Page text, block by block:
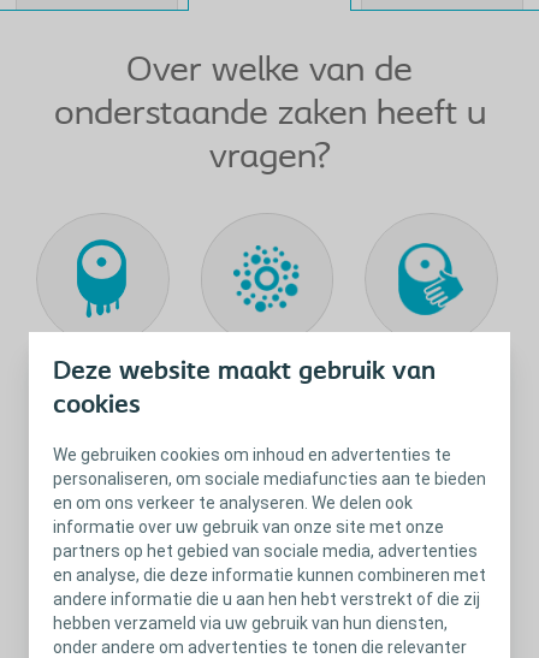
Deze website maakt gebruik van
cookies
We gebruiken cookies om inhoud en advertenties te
personaliseren, om sociale mediafuncties aan te bieden
en om ons verkeer te analyseren. We delen ook
informatie over uw gebruik van onze site met onze
partners op het gebied van sociale media, advertenties
en analyse, die deze informatie kunnen combineren met
andere informatie die u aan hen hebt verstrekt of die zij
hebben verzameld via uw gebruik van hun diensten,
onder andere om advertenties te tonen die relevanter
Over welke van de
onderstaande zaken heeft u
vragen?
Lekkage Huidirritatie
Aanbrengen en
Lichamelijke
activiteiten
Intimiteit en discretie